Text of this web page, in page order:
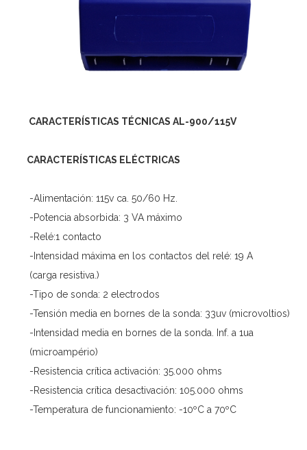
CARACTERÍSTICAS TÉCNICAS AL-900/115V
CARACTERÍSTICAS ELÉCTRICAS
-Alimentación: 115v ca. 50/60 Hz.
-Potencia absorbida: 3 VA máximo
-Relé:1 contacto
-Intensidad máxima en los contactos del relé: 19 A
(carga resistiva.)
-Tipo de sonda: 2 electrodos
-Tensión media en bornes de la sonda: 33uv (microvoltios)
-Intensidad media en bornes de la sonda. Inf. a 1ua
(microampério)
-Resistencia crítica activación: 35.000 ohms
-Resistencia crítica desactivación: 105.000 ohms
-Temperatura de funcionamiento: -10ºC a 70ºC